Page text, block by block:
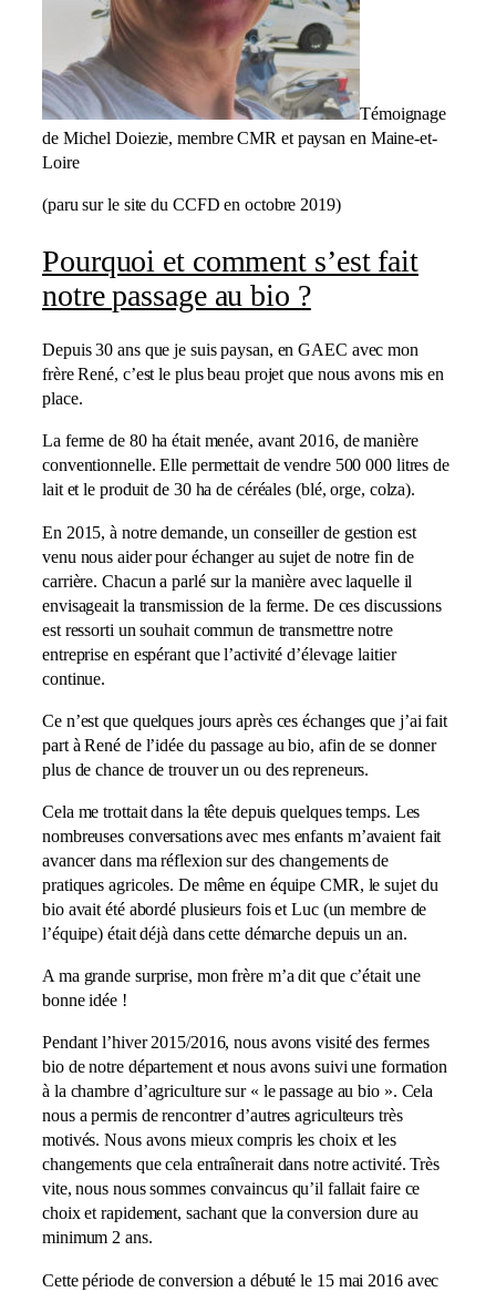
Témoignage
de Michel Doiezie, membre CMR et paysan en Maine-et-
Loire
(paru sur le site du CCFD en octobre 2019)
Pourquoi et comment s’est fait
notre passage au bio ?
Depuis 30 ans que je suis paysan, en GAEC avec mon
frère René, c’est le plus beau projet que nous avons mis en
place.
La ferme de 80 ha était menée, avant 2016, de manière
conventionnelle. Elle permettait de vendre 500 000 litres de
lait et le produit de 30 ha de céréales (blé, orge, colza).
En 2015, à notre demande, un conseiller de gestion est
venu nous aider pour échanger au sujet de notre fin de
carrière. Chacun a parlé sur la manière avec laquelle il
envisageait la transmission de la ferme. De ces discussions
est ressorti un souhait commun de transmettre notre
entreprise en espérant que l’activité d’élevage laitier
continue.
Ce n’est que quelques jours après ces échanges que j’ai fait
part à René de l’idée du passage au bio, afin de se donner
plus de chance de trouver un ou des repreneurs.
Cela me trottait dans la tête depuis quelques temps. Les
nombreuses conversations avec mes enfants m’avaient fait
avancer dans ma réflexion sur des changements de
pratiques agricoles. De même en équipe CMR, le sujet du
bio avait été abordé plusieurs fois et Luc (un membre de
l’équipe) était déjà dans cette démarche depuis un an.
A ma grande surprise, mon frère m’a dit que c’était une
bonne idée !
Pendant l’hiver 2015/2016, nous avons visité des fermes
bio de notre département et nous avons suivi une formation
à la chambre d’agriculture sur « le passage au bio ». Cela
nous a permis de rencontrer d’autres agriculteurs très
motivés. Nous avons mieux compris les choix et les
changements que cela entraînerait dans notre activité. Très
vite, nous nous sommes convaincus qu’il fallait faire ce
choix et rapidement, sachant que la conversion dure au
minimum 2 ans.
Cette période de conversion a débuté le 15 mai 2016 avec